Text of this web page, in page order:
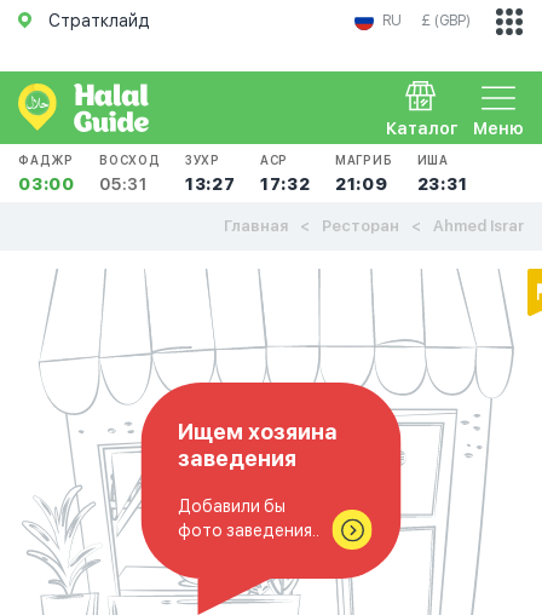
Стратклайд RU £ (GBP)
Меню
Каталог
ФАДЖР
03:00
ВОСХОД
05:31
ЗУХР
13:27
АСР
17:32
МАГРИБ
21:09
ИША
23:31
Главная Ресторан Ahmed Israr
Ищем хозяина
заведения
Добавили бы
фото заведения..